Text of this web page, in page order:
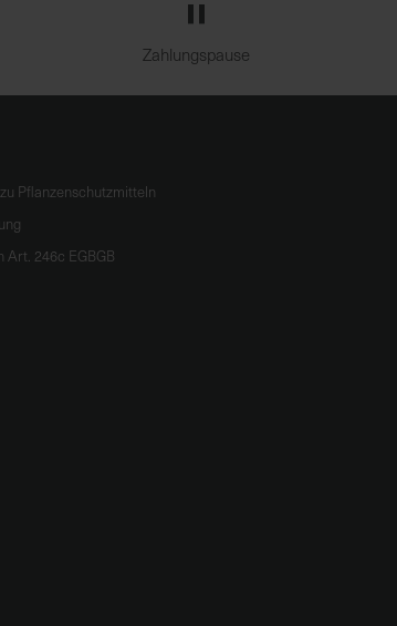
Zahlungspause
Pflanzenschutzmitteln
Art. 246c EGBGB